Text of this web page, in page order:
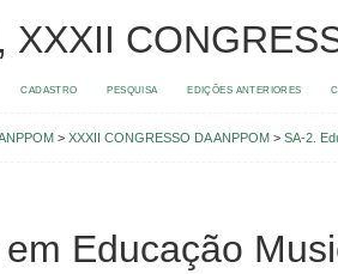
XXXII
CADASTRO PESQUISA EDIÇÕES ANTERIORES
> XXXII CONGRESSO DA ANPPOM> SA-2.
Educação